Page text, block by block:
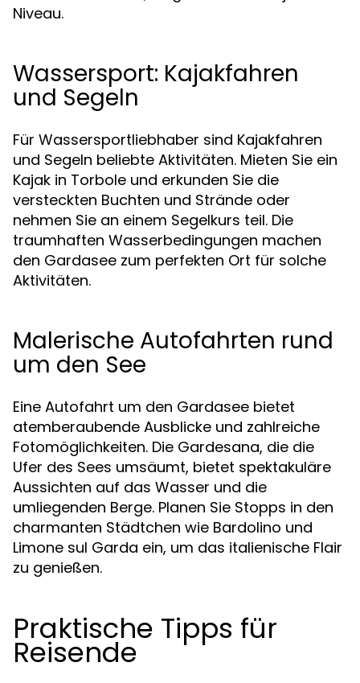
Niveau.
Wassersport: Kajakfahren
und Segeln
Für Wassersportliebhaber sind Kajakfahren
und Segeln beliebte Aktivitäten. Mieten Sie ein
Kajak in Torbole und erkunden Sie die
versteckten Buchten und Strände oder
nehmen Sie an einem Segelkurs teil. Die
traumhaften Wasserbedingungen machen
den Gardasee zum perfekten Ort für solche
Aktivitäten.
Malerische Autofahrten rund
um den See
Eine Autofahrt um den Gardasee bietet
atemberaubende Ausblicke und zahlreiche
Fotomöglichkeiten. Die Gardesana, die die
Ufer des Sees umsäumt, bietet spektakuläre
Aussichten auf das Wasser und die
umliegenden Berge. Planen Sie Stopps in den
charmanten Städtchen wie Bardolino und
Limone sul Garda ein, um das italienische Flair
zu genießen.
Praktische Tipps für
Reisende